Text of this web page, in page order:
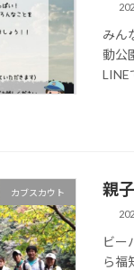
みん
動公
LINE
カブスカウト 親
ビー
ら福